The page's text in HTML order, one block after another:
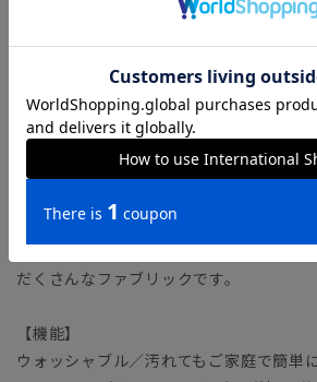
【生地】
清涼感のあるトロピカル生地を使用。一
りも細い糸を使用し、軽やか＆ウールの
合いに仕上げました。着用した際にひん
触冷感”や、吸汗速乾など汗ばむ季節に
る2WAYストレッチやウォッシャブル性
だくさんなファブリックです。
【機能】
ウォッシャブル／汚れてもご家庭で簡単